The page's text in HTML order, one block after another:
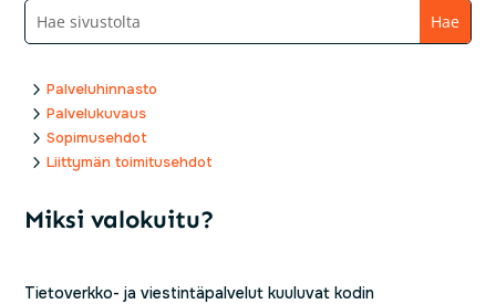
5Palveluhinnasto
5Palvelukuvaus
5Sopimusehdot
5Liittymän toimitusehdot
Miksi valokuitu?
Tietoverkko- ja viestintäpalvelut kuuluvat kodin